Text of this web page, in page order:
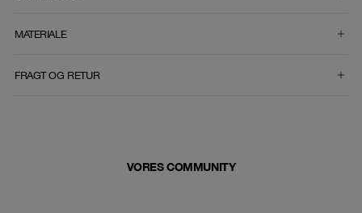
MATERIALE
FRAGT OG RETUR
VORES COMMUNITY